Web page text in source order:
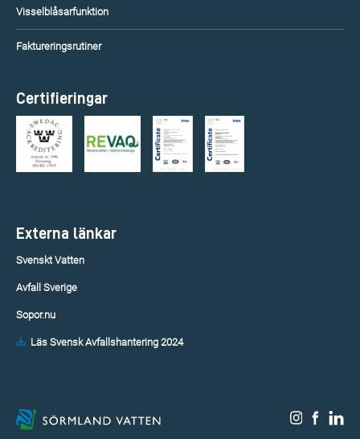
Visselblåsarfunktion
Faktureringsrutiner
Certifieringar
Externa länkar
Svenskt Vatten
Avfall Sverige
Sopor.nu
Läs Svensk Avfallshantering 2024